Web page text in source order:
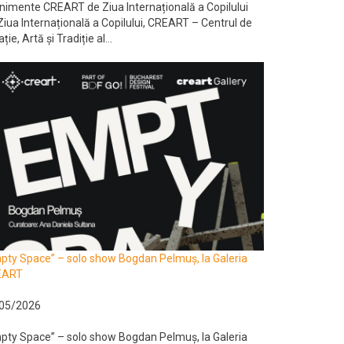
CREART de Ziua Internațională a Copilului
Internațională a Copilului, CREART – Centrul de
Artă și Tradiție al...
Space” – solo show Bogdan Pelmuș, la Galeria
2026
Space” – solo show Bogdan Pelmuș, la Galeria